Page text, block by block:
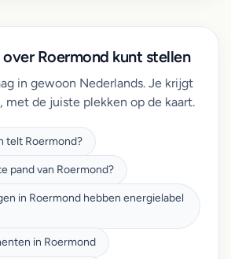
Roermond kunt stellen
in gewoon Nederlands. Je krijgt
de juiste plekken op de kaart.
telt Roermond?
pand van Roermond?
in Roermond hebben energielabel
in Roermond